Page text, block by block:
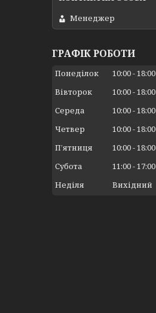
Менеджер
ГРАФІК РОБОТИ
Понеділок 10:00 18:00
Вівторок
10:00 18:00
Середа
10:00 18:00
Четвер
10:00 18:00
Пʼятниця
10:00 18:00
Субота
11:00 17:00
Неділя
Вихідний